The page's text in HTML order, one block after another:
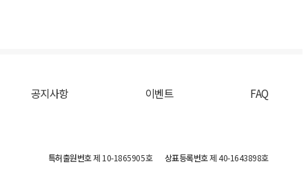
공지사항 이벤트 FAQ
특허출원번호제 10-1865905호 상표등록번호제 40-1643898호